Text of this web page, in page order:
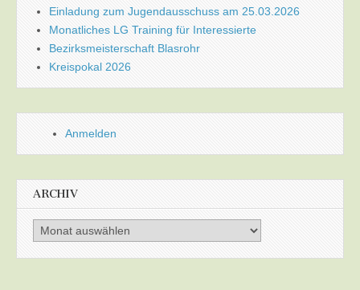
Einladung zum Jugendausschuss am 25.03.2026
Monatliches LG Training für Interessierte
Bezirksmeisterschaft Blasrohr
Kreispokal 2026
Anmelden
ARCHIV
Archiv